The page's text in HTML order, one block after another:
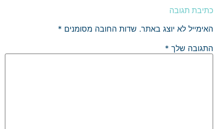
כתיבת תגובה
האימייל לא יוצג באתר. שדות החובה מסומנים *
התגובה שלך *